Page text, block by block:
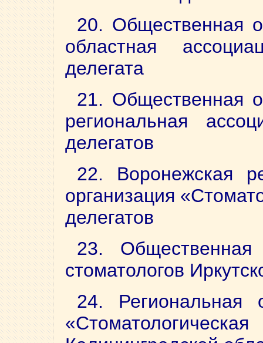
20. Общественная
областная
делегата
21. Общественная
региональная
делегатов
22. Воронежская
организация
делегатов
23. Общественная
стоматологов
24. Региональная